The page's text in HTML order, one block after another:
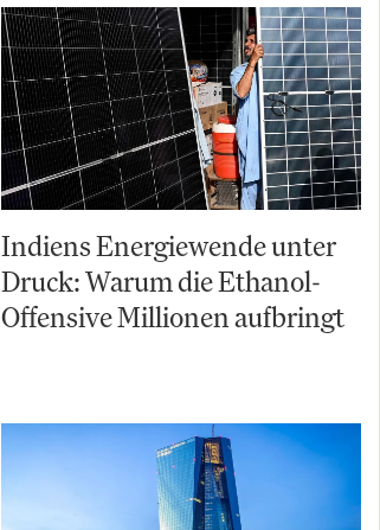
Indiens Energiewende unter
Druck: Warum die Ethanol-
Offensive Millionen aufbringt